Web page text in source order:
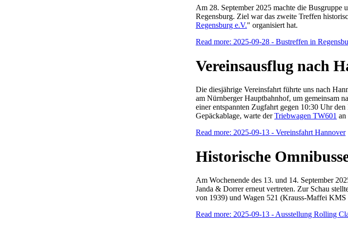
Am 28. September 2025 machte die Busgruppe
Regensburg. Ziel war das zweite Treffen
Regensburg e.V." organisiert hat.
Read more: 2025-09-28 - Bustreffen in
Vereinsausflug nach
Die diesjährige Vereinsfahrt führte uns nach
am Nürnberger Hauptbahnhof, um gemeinsam
einer entspannten Zugfahrt gegen 10:30 Uhr
Gepäckablage, warte derTriebwagen TW601 an
Read more: 2025-09-13 - Vereinsfahrt Hannover
Historische
Am Wochenende des 13. und 14. September
Janda & Dorrer erneut vertreten. Zur Schau
von 1939) und Wagen 521 (Krauss-Maffei KMS
Read more: 2025-09-13 - Ausstellung Rolling